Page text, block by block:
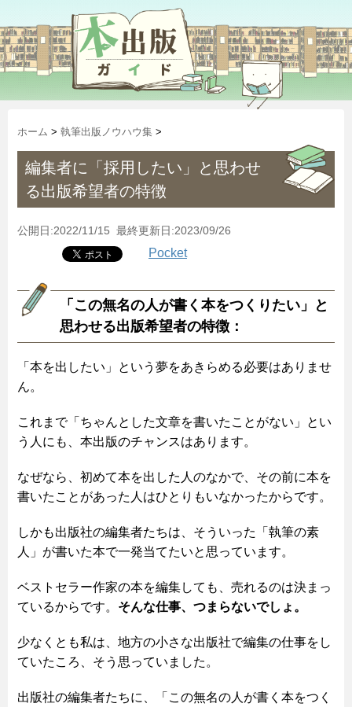
ホーム > 執筆出版ノウハウ集 >
編集者に「採用したい」と思わせ
る出版希望者の特徴
公開日:2022/11/15 最終更新日:2023/09/26
Pocket
「この無名の人が書く本をつくりたい」と
思わせる出版希望者の特徴：
「本を出したい」という夢をあきらめる必要はありませ
ん。
これまで「ちゃんとした文章を書いたことがない」とい
う人にも、本出版のチャンスはあります。
なぜなら、初めて本を出した人のなかで、その前に本を
書いたことがあった人はひとりもいなかったからです。
しかも出版社の編集者たちは、そういった「執筆の素
人」が書いた本で一発当てたいと思っています。
ベストセラー作家の本を編集しても、売れるのは決まっ
ているからです。 そんな仕事、つまらないでしょ。
少なくとも私は、地方の小さな出版社で編集の仕事をし
ていたころ、そう思っていました。
出版社の編集者たちに、「この無名の人が書く本をつく